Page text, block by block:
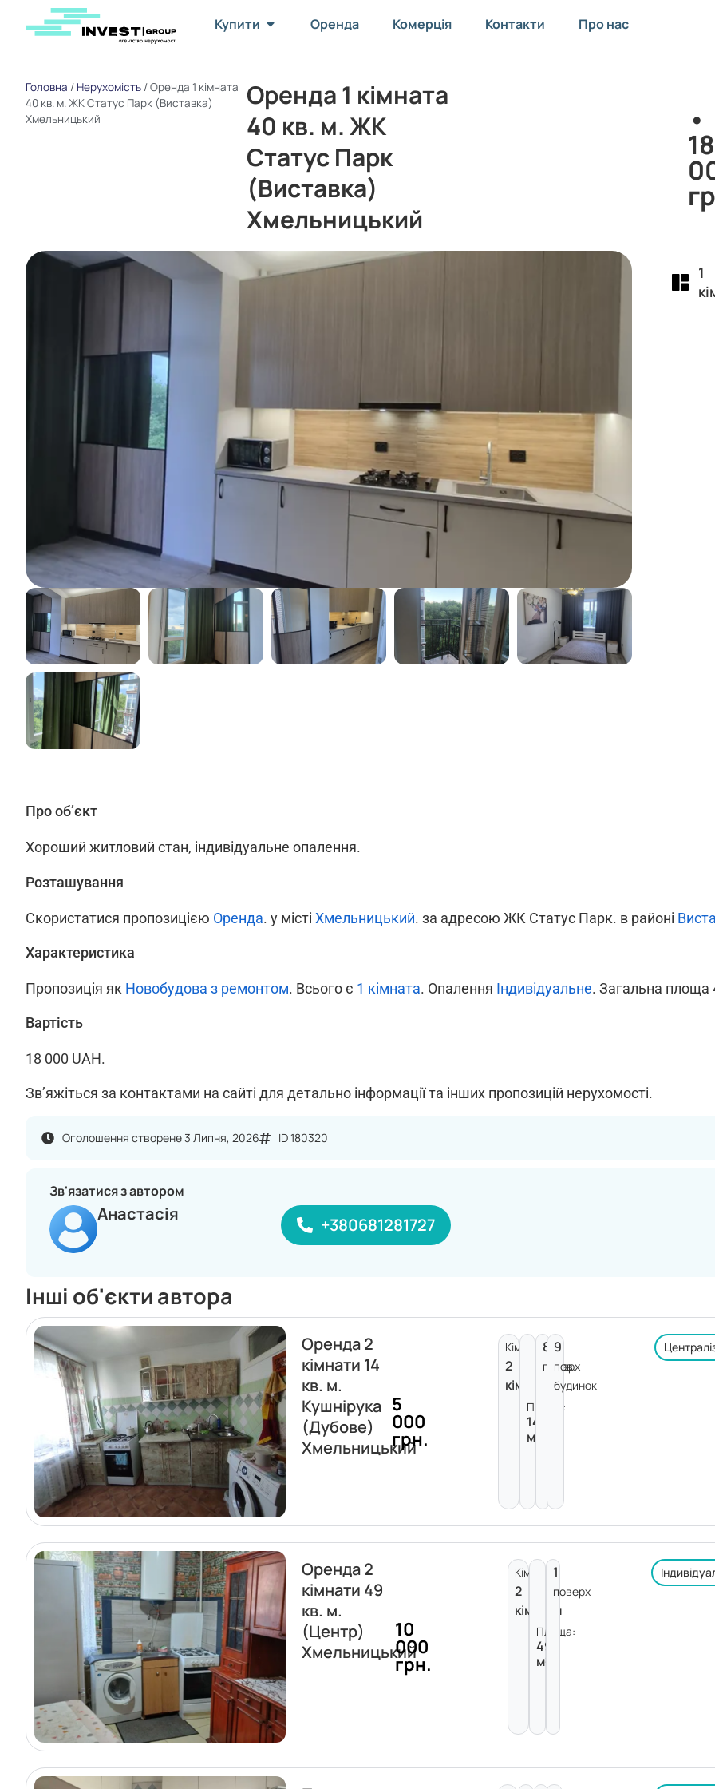
Купити Оренда Комерція Контакти Про нас
Головна / Нерухомість /Оренда 1 кімната
40 кв. м. ЖК Статус Парк (Виставка)
Хмельницький
Оренда 1 кімната
40 кв. м. ЖК
Статус Парк
(Виставка)
Хмельницький
•
18
1
Про об’єкт
Хороший житловий стан, індивідуальне опалення.
Розташування
Скористатися пропозицією Оренда. у місті Хмельницький. за адресою ЖК Статус Парк. в районі
Характеристика
Пропозиція як Новобудова з ремонтом. Всього є 1 кімната. Опалення Індивідуальне. Загальна площа
Вартість
18 000 UAH.
Зв’яжіться за контактами на сайті для детально інформації та інших пропозицій нерухомості.
Оголошення створене 3 Липня, 2026 ID 180320
Зв'язатися з автором
Анастасія
+380681281727
Інші об'єкти автора
Оренда 2
кімнати 14
кв. м.
Кушнірука
(Дубове)
Хмельницький
5
000
грн.
Кімнат:
2
кімнати
Площа:
14
м²
8
поверх
9
пов.
будинок
Оренда 2
кімнати 49
кв. м.
(Центр)
Хмельницький
10
000
грн.
Кімнат:
2
кімнати
Площа:
49
м²
1
поверх